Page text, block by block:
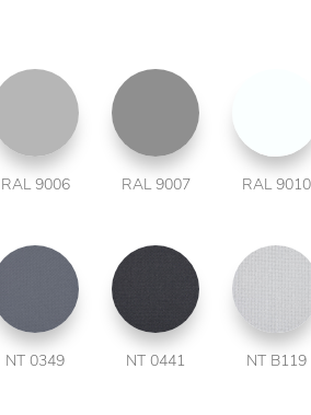
RAL 9006 RAL 9007 RAL 9010
NT 0349 NT 0441 NT B119